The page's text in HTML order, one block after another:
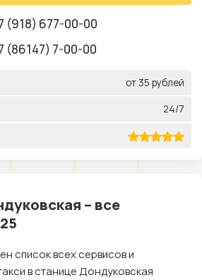
(918) 677-00-00
(86147) 7-00-00
от 35 рублей
24/7
– все
список всех сервисов и
в станице Дондуковская